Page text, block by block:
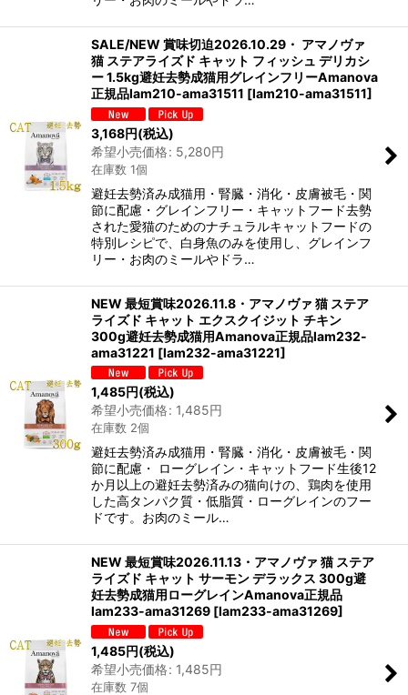
SALE/NEW 賞味切迫2026.10.29・ アマノヴァ
猫 ステアライズド キャット フィッシュ デリカシ
ー 1.5kg避妊去勢成猫用グレインフリーAmanova
正規品lam210-ama31511 [lam210-ama31511]
3,168円(税込)
希望小売価格: 5,280円
在庫数 1個
避妊去勢済み成猫用・腎臓・消化・皮膚被毛・関
節に配慮・グレインフリー・キャットフード去勢
された愛猫のためのナチュラルキャットフードの
特別レシピで、白身魚のみを使用し、グレインフ
リー・お肉のミールやドラ…
NEW 最短賞味2026.11.8・アマノヴァ 猫 ステア
ライズド キャット エクスクイジット チキン
300g避妊去勢成猫用Amanova正規品lam232-
ama31221 [lam232-ama31221]
1,485円(税込)
希望小売価格: 1,485円
在庫数 2個
避妊去勢済み成猫用・腎臓・消化・皮膚被毛・関
節に配慮・ ローグレイン・キャットフード生後12
か月以上の避妊去勢済みの猫向けの、鶏肉を使用
した高タンパク質・低脂質・ローグレインのフー
ドです。お肉のミール…
NEW 最短賞味2026.11.13・アマノヴァ 猫 ステア
ライズド キャット サーモン デラックス 300g避
妊去勢成猫用ローグレインAmanova正規品
lam233-ama31269 [lam233-ama31269]
1,485円(税込)
希望小売価格: 1,485円
在庫数 7個